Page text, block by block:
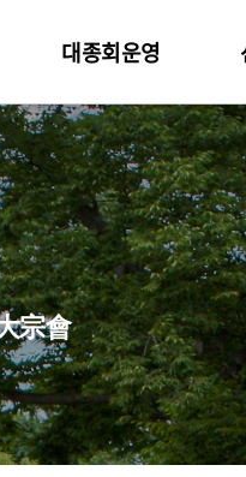
대종회운영
선조얼
현조행적
유무형사
선조의
정재기
원북재
하림재
채미정
사산서
충신
생육신
13충신
고려말
宗會